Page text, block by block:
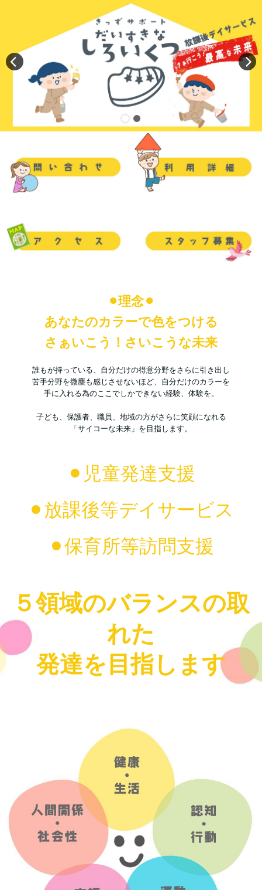
⚫︎理念⚫︎
あなたのカラーで色をつける
さぁいこう！さいこうな未来
誰もが持っている、自分だけの得意分野をさらに引き出し
苦手分野を微塵も感じさせないほど、 自分だけのカラーを
手に入れる為のここでしかできない経験、体験を。
子ども、保護者、職員、地域の方がさらに笑顔になれる
「サイコーな未来」を目指します。
⚫︎児童発達支援
⚫︎放課後等デイサービス
⚫︎保育所等訪問支援
５領域のバランスの取
れた
発達を目指します